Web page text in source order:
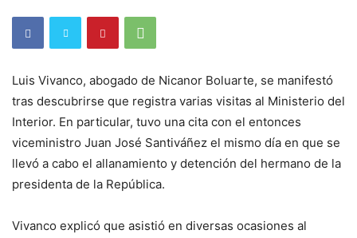
Luis Vivanco, abogado de Nicanor Boluarte, se manifestó
tras descubrirse que registra varias visitas al Ministerio del
Interior. En particular, tuvo una cita con el entonces
viceministro Juan José Santiváñez el mismo día en que se
llevó a cabo el allanamiento y detención del hermano de la
presidenta de la República.
Vivanco explicó que asistió en diversas ocasiones al